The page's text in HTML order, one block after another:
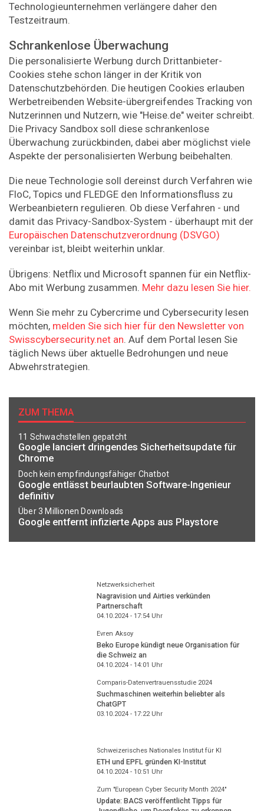
Technologieunternehmen verlängere daher den
Testzeitraum.
Schrankenlose Überwachung
Die personalisierte Werbung durch Drittanbieter-
Cookies stehe schon länger in der Kritik von
Datenschutzbehörden. Die heutigen Cookies erlauben
Werbetreibenden Website-übergreifendes Tracking von
Nutzerinnen und Nutzern, wie "Heise.de" weiter schreibt.
Die Privacy Sandbox soll diese schrankenlose
Überwachung zurückbinden, dabei aber möglichst viele
Aspekte der personalisierten Werbung beibehalten.
Die neue Technologie soll dereinst durch Verfahren wie
FloC, Topics und FLEDGE den Informationsfluss zu
Werbeanbietern regulieren. Ob diese Verfahren - und
damit das Privacy-Sandbox-System - überhaupt mit der
Europäischen Datenschutzverordnung (DSVGO)
vereinbar ist, bleibt weiterhin unklar.
Übrigens: Netflix und Microsoft spannen für ein Netflix-
Abo mit Werbung zusammen. Mehr dazu lesen Sie hier.
Wenn Sie mehr zu Cybercrime und Cybersecurity lesen
möchten, melden Sie sich hier für den Newsletter von
Swisscybersecurity.net an. Auf dem Portal lesen Sie
täglich News über aktuelle Bedrohungen und neue
Abwehrstrategien.
ZUM THEMA
11 Schwachstellen gepatcht
Google lanciert dringendes Sicherheitsupdate für
Chrome
Doch kein empfindungsfähiger Chatbot
Google entlässt beurlaubten Software-Ingenieur
definitiv
Über 3 Millionen Downloads
Google entfernt infizierte Apps aus Playstore
Netzwerksicherheit
Nagravision und Airties verkünden
Partnerschaft
04.10.2024 - 17:54Uhr
Evren Aksoy
Beko Europe kündigt neue Organisation für
die Schweiz an
04.10.2024 - 14:01 Uhr
Comparis-Datenvertrauensstudie 2024
Suchmaschinen weiterhin beliebter als
ChatGPT
03.10.2024 - 17:22Uhr
Schweizerisches Nationales Institut für KI
ETH und EPFL gründen KI-Institut
04.10.2024 - 10:51 Uhr
Zum "European Cyber Security Month 2024"
Update: BACS veröffentlicht Tipps für